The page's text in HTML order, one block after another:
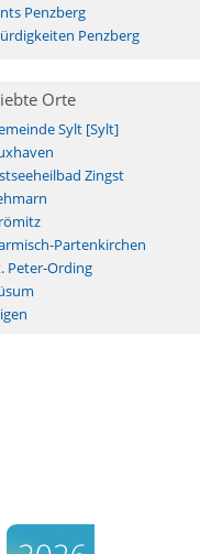
Penzberg
Penzberg
Orte
Sylt [Sylt]
Zingst
Partenkirchen
Peter-Ording